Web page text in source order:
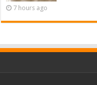
7 hours ago